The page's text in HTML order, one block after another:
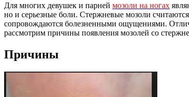
Для многих девушек и парней мозоли на ногах
но и серьезные боли. Стержневые мозоли
сопровождаются болезненными ощущениями.
рассмотрим причины появления мозолей со
Причины